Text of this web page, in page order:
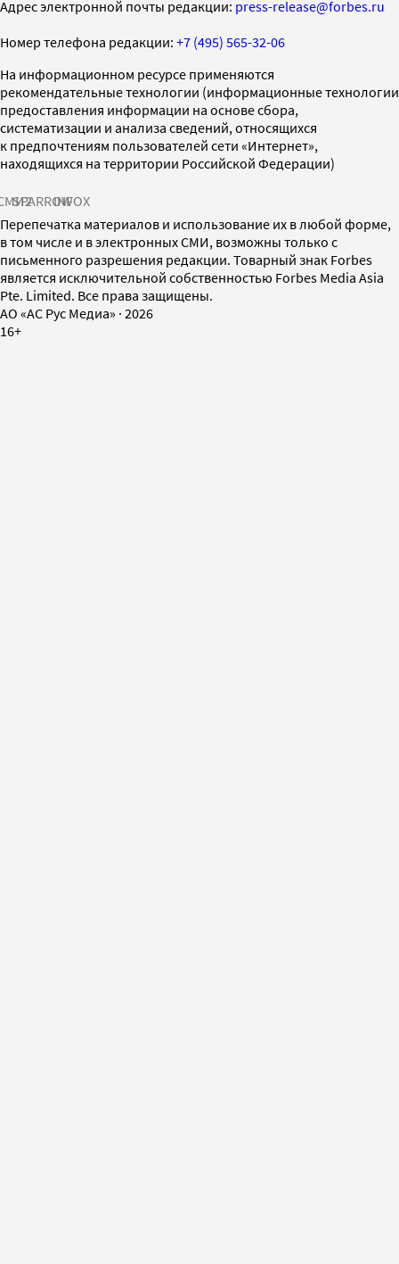
Адрес электронной почты редакции: press-release@forbes.ru
Номер телефона редакции: +7 (495) 565-32-06
На информационном ресурсе применяются
рекомендательные технологии (информационные технологии
предоставления информации на основе сбора,
систематизации и анализа сведений, относящихся
к предпочтениям пользователей сети «Интернет»,
находящихся на территории Российской Федерации)
SPARROWINFOX
Перепечатка материалов и использование их в любой форме,
в том числе и в электронных СМИ, возможны только с
письменного разрешения редакции. Товарный знак Forbes
является исключительной собственностью Forbes Media Asia
Pte. Limited. Все права защищены.
AO «АС Рус Медиа» · 2026
16+